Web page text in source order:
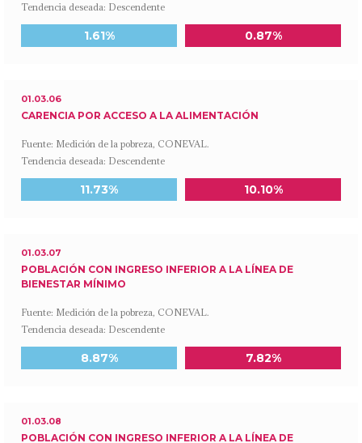
Tendencia deseada: Descendente
1.61% Meta a 2030
0.87%
01.03.06
CARENCIA POR ACCESO A LA ALIMENTACIÓN
Fuente: Medición de la pobreza, CONEVAL.
Tendencia deseada: Descendente
11.73% Meta a 2030
10.10%
01.03.07
POBLACIÓN CON INGRESO INFERIOR A LA LÍNEA DE
BIENESTAR MÍNIMO
Fuente: Medición de la pobreza, CONEVAL.
Tendencia deseada: Descendente
8.87% Meta a 2030
7.82%
01.03.08
POBLACIÓN CON INGRESO INFERIOR A LA LÍNEA DE